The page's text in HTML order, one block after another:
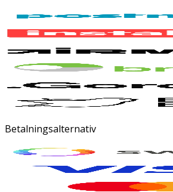
Betalningsalternativ